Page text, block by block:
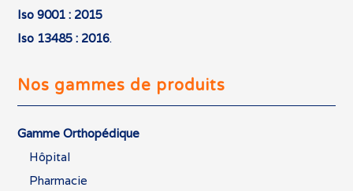
Iso 9001 : 2015
Iso 13485 : 2016.
Nos gammes de produits
Gamme Orthopédique
Hôpital
Pharmacie